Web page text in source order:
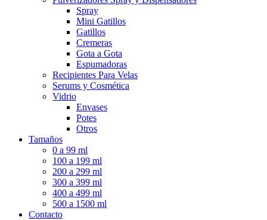
Spray
Mini Gatillos
Gatillos
Cremeras
Gota a Gota
Espumadoras
Recipientes Para Velas
Serums y Cosmética
Vidrio
Envases
Potes
Otros
Tamaños
0 a 99 ml
100 a 199 ml
200 a 299 ml
300 a 399 ml
400 a 499 ml
500 a 1500 ml
Contacto